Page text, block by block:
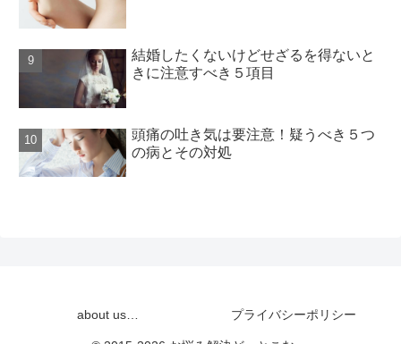
結婚したくないけどせざるを得ないと
きに注意すべき５項目
頭痛の吐き気は要注意！疑うべき５つ
の病とその対処
about us… プライバシーポリシー